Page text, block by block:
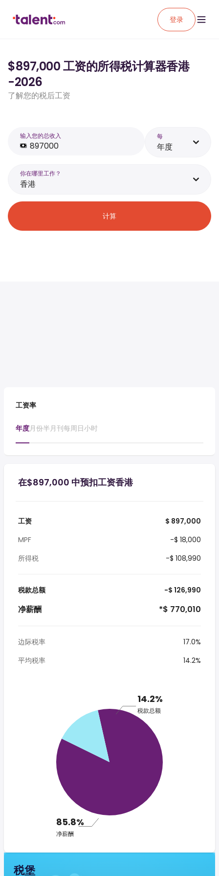
登录
$897,000 工资的所得税计算器香港
-2026
了解您的税后工资
输入您的总收入 每
年度
你在哪里工作？
香港
计算
工资率
年度月份半月刊每周日小时
在$897,000 中预扣工资香港
工资
$ 897,000
MPF
-$ 18,000
所得税
-$ 108,990
税款总额 -$ 126,990
净薪酬 *$ 770,010
边际税率
17.0%
平均税率
14.2%
14.2%
税款总额
85.8%
净薪酬
税堡